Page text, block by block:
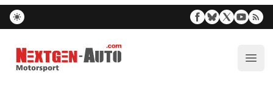
Nextgen-Auto.com